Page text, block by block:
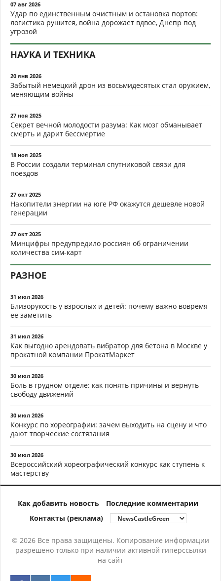
07 авг 2026
Удар по единственным очистным и остановка портов:
логистика рушится, война дорожает вдвое, Днепр под
угрозой
НАУКА И ТЕХНИКА
20 янв 2026
Забытый немецкий дрон из восьмидесятых стал оружием,
меняющим войны
27 ноя 2025
Секрет вечной молодости разума: Как мозг обманывает
смерть и дарит бессмертие
18 ноя 2025
В России создали терминал спутниковой связи для
поездов
27 окт 2025
Накопители энергии на юге РФ окажутся дешевле новой
генерации
27 окт 2025
Минцифры предупредило россиян об ограничении
количества сим-карт
РАЗНОЕ
31 июл 2026
Близорукость у взрослых и детей: почему важно вовремя
ее заметить
31 июл 2026
Как выгодно арендовать вибратор для бетона в Москве у
прокатной компании ПрокатМаркет
30 июл 2026
Боль в грудном отделе: как понять причины и вернуть
свободу движений
30 июл 2026
Конкурс по хореографии: зачем выходить на сцену и что
дают творческие состязания
30 июл 2026
Всероссийский хореографический конкурс как ступень к
мастерству
Как добавить новость
Последние комментарии
Контакты (реклама)
© 2026 Все права защищены. Копирование информации
разрешено только при наличии активной гиперссылки
на сайт